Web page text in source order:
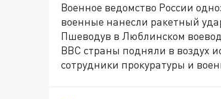
Военное ведомство России
военные нанесли ракетный
Пшеводув в Люблинском
ВВС страны подняли в воздух
сотрудники прокуратуры и